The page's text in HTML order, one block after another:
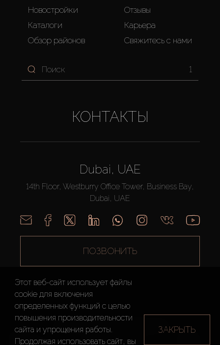
Новостройки
Каталоги
Обзор районов
Отзывы
Карьера
Свяжитесь с нами
1
КОНТАКТЫ
Dubai, UAE
14th Floor, Westburry Office Tower, Business Bay,
Dubai, UAE
ПОЗВОНИТЬ
AX CAPITAL ©2026 Все Права Защищены
Условия
Этот веб-сайт использует файлы
cookie для включения
определенных функций c целью
повышения производительности
сайта и упрощения работы.
Продолжая использовать сайт, вы
ЗАКРЫТЬ